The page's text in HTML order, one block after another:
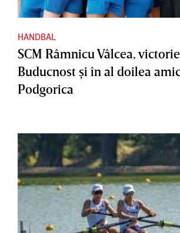
HANDBAL
SCM Râmnicu Vâlcea,
Buducnost şi în al doilea
Podgorica